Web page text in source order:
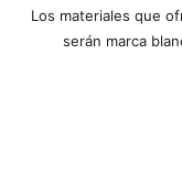
Los materiales que
serán marca